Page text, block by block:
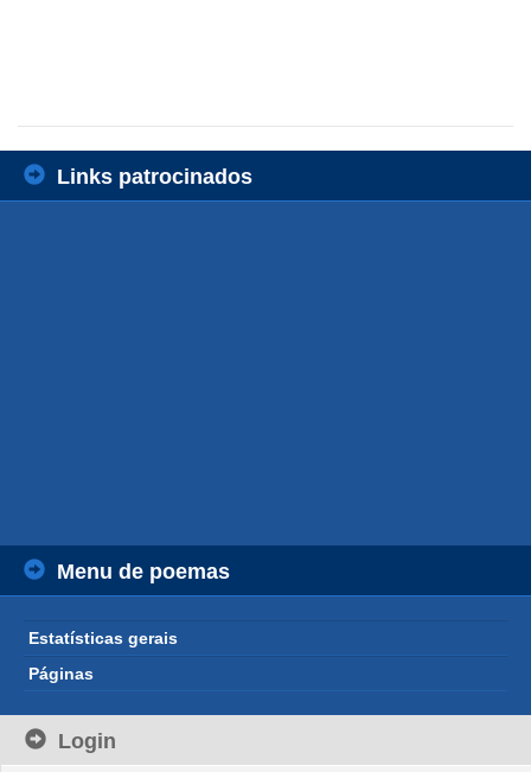
Links patrocinados
Menu de poemas
Estatísticas gerais
Páginas
Login